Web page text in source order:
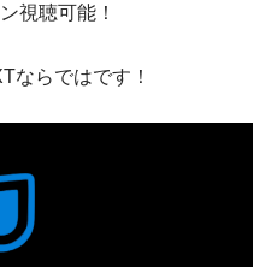
視聴可能！
ならではです！